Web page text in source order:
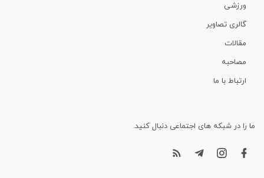
ورزشی
گالری تصاویر
مقالات
مصاحبه
ارتباط با ما
ما را در شبکه های اجتماعی دنبال کنید.